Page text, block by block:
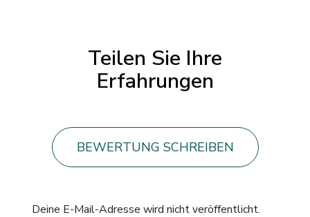
Teilen Sie Ihre
Erfahrungen
BEWERTUNG SCHREIBEN
Deine E-Mail-Adresse wird nicht veröffentlicht.